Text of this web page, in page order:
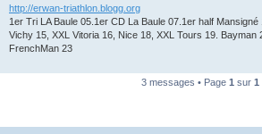
n
n
l
u
http://erwan-triathlon.blogg.org
1er Tri LA Baule 05.1er CD La Baule 07.1er half
Vichy 15, XXL Vitoria 16, Nice 18, XXL Tours 19. Bayman
FrenchMan 23
3 messages • Page 1 sur 1